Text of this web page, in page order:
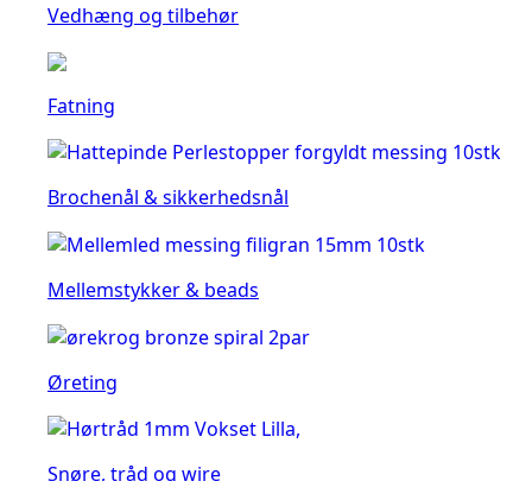
Vedhæng og tilbehør
Fatning
Brochenål & sikkerhedsnål
Mellemstykker & beads
Øreting
Snøre, tråd og wire